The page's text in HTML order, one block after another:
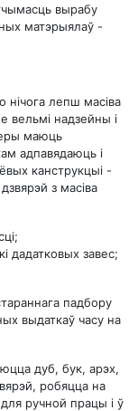
вырабу
матэрыялаў -
нічога лепш масіва
вельмі надзейны і
маюць
адпавядаюць і
канструкцыі -
з масіва
дадатковых завес;
падбору
выдаткаў часу на
дуб, бук, арэх,
робяцца на
ручной працы і ў